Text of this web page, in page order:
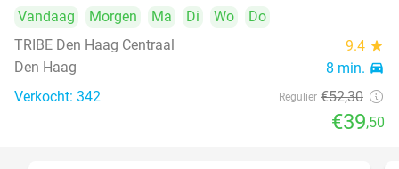
Vandaag Morgen Ma Di Wo
Do
TRIBE Den Haag Centraal
9.4 star
Den Haag 8 min. directions_car
Verkocht: 342 Regulier €52,30
€39,50